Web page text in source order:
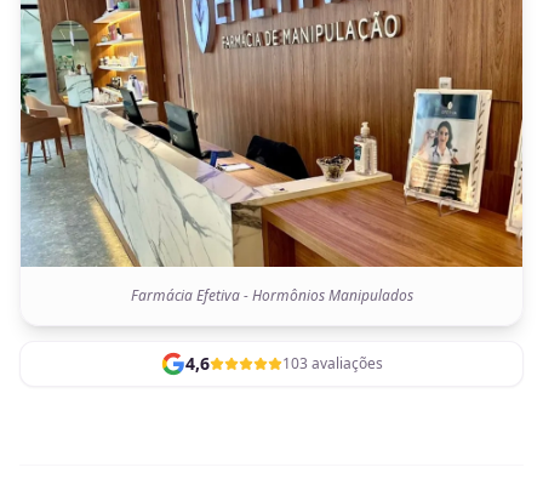
Farmácia Efetiva - Hormônios Manipulados
4,6 103 avaliações